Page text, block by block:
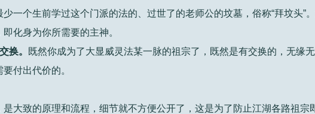
少一个生前学过这个门派的法的、过世了的老师公的坟墓，俗称“拜坟头”
化身为你所需要的主神。
换。
既然你成为了大显威灵法某一脉的祖宗了，既然是有交换的，无缘
付出代价的。
是大致的原理和流程，细节就不方便公开了，这是为了防止江湖各路祖宗